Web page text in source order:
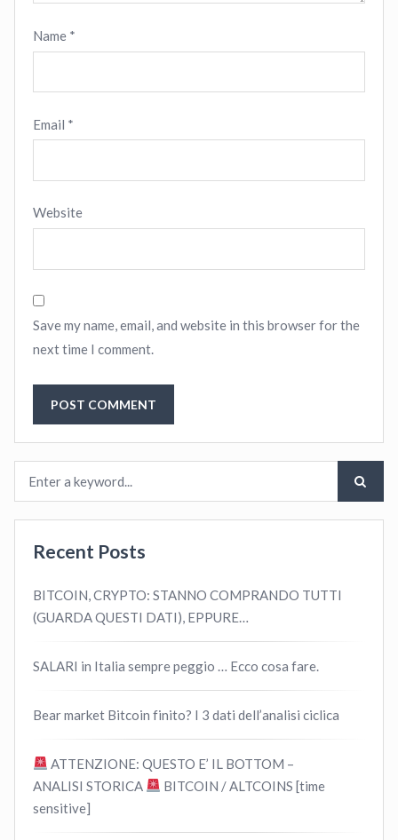
Name *
Email *
Website
Save my name, email, and website in this browser for the
next time I comment.
Recent Posts
BITCOIN, CRYPTO: STANNO COMPRANDO TUTTI
(GUARDA QUESTI DATI), EPPURE…
SALARI in Italia sempre peggio … Ecco cosa fare.
Bear market Bitcoin finito? I 3 dati dell’analisi ciclica
ATTENZIONE: QUESTO E’ IL BOTTOM –
ANALISI STORICA
BITCOIN / ALTCOINS [time
sensitive]